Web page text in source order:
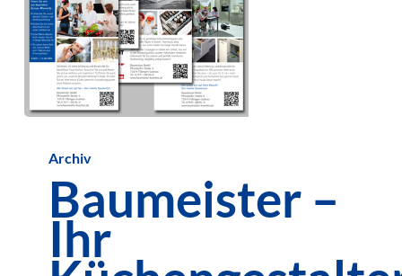
Küchengestalter
wird
Archiv
Baumeister –
Ihr